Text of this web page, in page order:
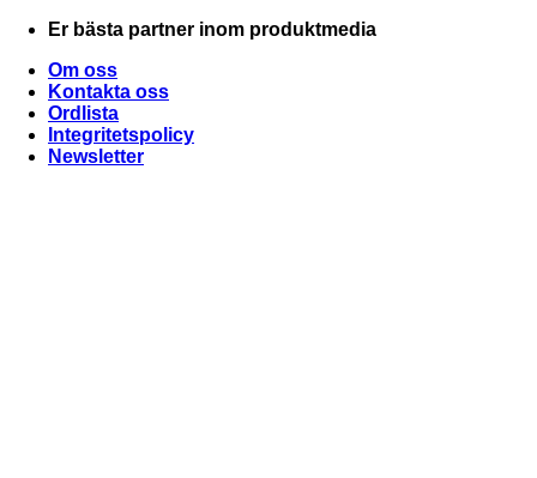
Skip
content
Er bästa partner inom produktmedia
Om oss
Kontakta oss
Ordlista
Integritetspolicy
Newsletter